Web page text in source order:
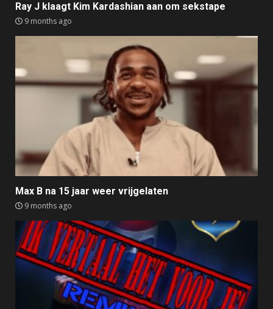
Ray J klaagt Kim Kardashian aan om sekstape
9 months ago
Max B na 15 jaar weer vrijgelaten
9 months ago